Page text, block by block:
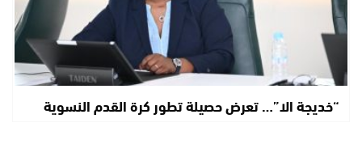
“خديجة الا”… تعرض حصيلة تطور كرة القدم النسوية